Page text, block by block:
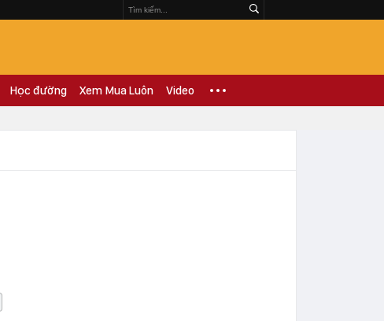
Học đường Xem Mua Luôn Video